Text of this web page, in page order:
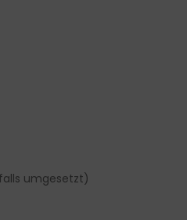
umgesetzt)